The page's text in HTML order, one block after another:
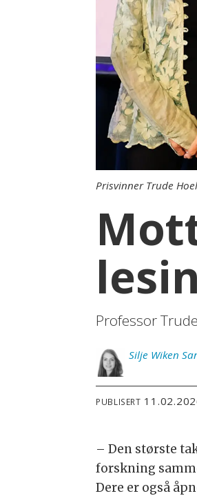
Prisvinner Trude
Professor
Silje Wiken
PUBLISERT
– Den største
forskning
Dere er også